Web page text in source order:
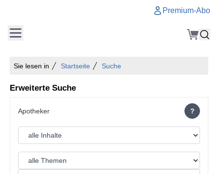
Premium-Abo
Sie lesen in Startseite Suche
Erweiterte Suche
?